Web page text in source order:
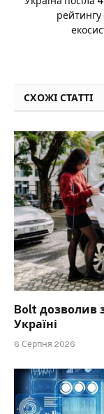
рейтингу
СХОЖІ СТАТТІ
Bolt дозволив
Україні
6 Серпня 2026